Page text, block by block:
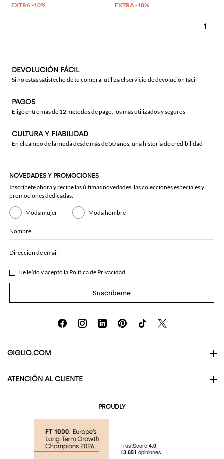
1
DEVOLUCIÓN FÁCIL
Si no estás satisfecho de tu compra, utiliza el servicio de devolución fácil
PAGOS
Elige entre más de 12 métodos de pago, los más utilizados y seguros
CULTURA Y FIABILIDAD
En el campo de la moda desde más de 50 años, una historia de credibilidad
NOVEDADES Y PROMOCIONES
Inscríbete ahora y recibe las últimas novedades, las colecciones especiales y
promociones dedicadas.
Moda mujer Moda hombre
Nombre
Dirección de email
He leído y acepto la Política de Privacidad
Suscríbeme
GIGLIO.COM
About
ATENCIÓN AL CLIENTE
PROUDLY